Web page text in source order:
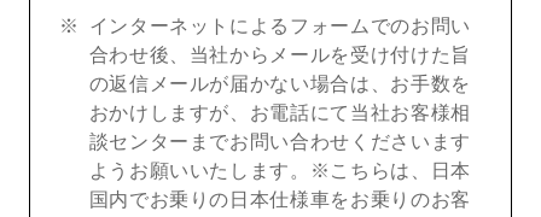
インターネットによるフォームでのお問い
合わせ後、当社からメールを受け付けた旨
の返信メールが届かない場合は、お手数を
おかけしますが、お電話にて当社お客様相
談センターまでお問い合わせくださいます
ようお願いいたします。※こちらは、日本
国内でお乗りの日本仕様車をお乗りのお客